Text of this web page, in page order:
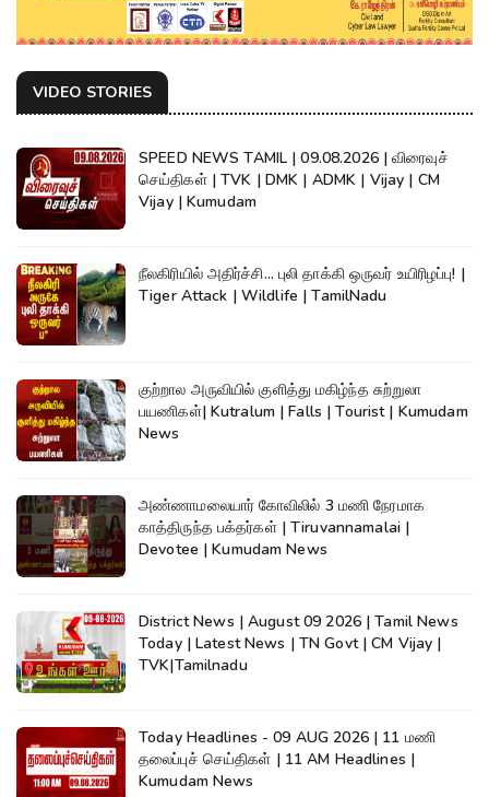
VIDEO STORIES
SPEED NEWS TAMIL | 09.08.2026 | விரைவுச்
செய்திகள் | TVK | DMK | ADMK | Vijay | CM
Vijay | Kumudam
நீலகிரியில் அதிர்ச்சி... புலி தாக்கி ஒருவர் உயிரிழப்பு! |
Tiger Attack | Wildlife | TamilNadu
குற்றால அருவியில் குளித்து மகிழ்ந்த சுற்றுலா
பயணிகள்| Kutralum | Falls | Tourist | Kumudam
News
அண்ணாமலையார் கோவிலில் 3 மணி நேரமாக
காத்திருந்த பக்தர்கள் | Tiruvannamalai |
Devotee | Kumudam News
District News | August 09 2026 | Tamil News
Today | Latest News | TN Govt | CM Vijay |
TVK|Tamilnadu
Today Headlines - 09 AUG 2026 | 11 மணி
தலைப்புச் செய்திகள் | 11 AM Headlines |
Kumudam News